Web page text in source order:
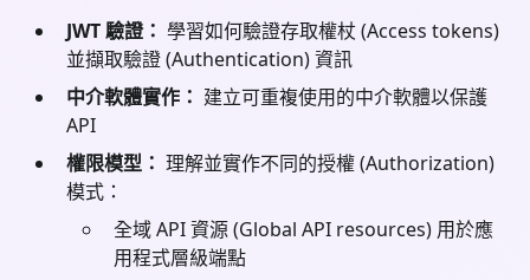
JWT 驗證： 學習如何驗證存取權杖 (Access tokens)
並擷取驗證 (Authentication) 資訊
中介軟體實作： 建立可重複使用的中介軟體以保護
API
權限模型： 理解並實作不同的授權 (Authorization)
模式：
全域 API 資源 (Global API resources) 用於應
用程式層級端點